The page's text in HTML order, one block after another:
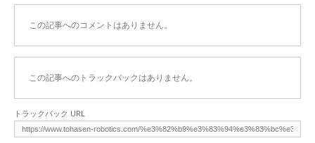
この記事へのコメントはありません。
この記事へのトラックバックはありません。
トラックバック URL